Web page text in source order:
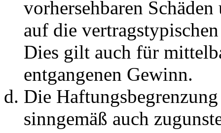
vorhersehbaren
auf die
Dies gilt auch für
entgangenen Gewinn.
Die
sinngemäß auch